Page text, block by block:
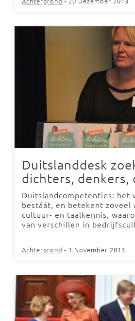
Duitslanddesk
dichters, denkers,
Duitslandcompetenties: het
bestáát, en betekent zoveel
cultuur- en taalkennis,
van verschillen in
Achtergrond - 1 November 2013